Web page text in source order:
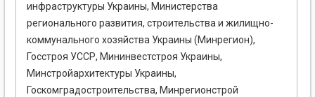
инфраструктуры Украины, Министерства
регионального развития, строительства и жилищно-
коммунального хозяйства Украины (Минрегион),
Госстроя УССР, Мининвестстроя Украины,
Минстройархитектуры Украины,
Госкомградостроительства, Минрегионстрой